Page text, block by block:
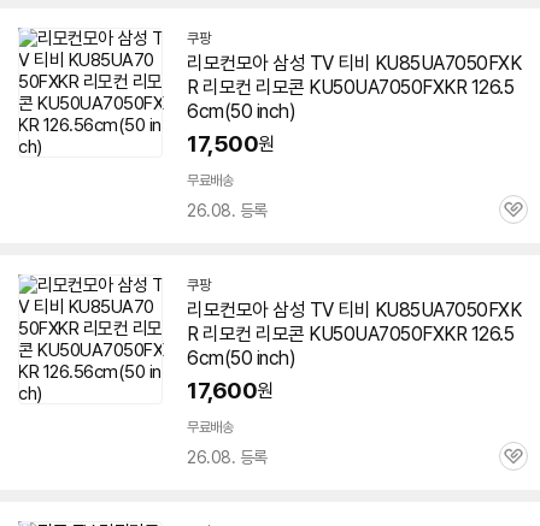
쿠팡
리모컨모아 삼성 TV 티비 KU85UA7050FXK
R 리모컨 리모콘 KU50UA7050FXKR 126.5
6cm(50 inch)
17,500원
무료배송
26.08. 등록
관
쿠팡
리모컨모아 삼성 TV 티비 KU85UA7050FXK
R 리모컨 리모콘 KU50UA7050FXKR 126.5
6cm(50 inch)
17,600원
무료배송
26.08. 등록
관